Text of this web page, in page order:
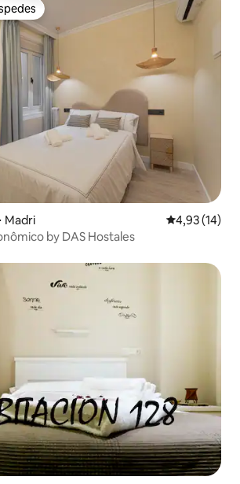
Madri 4,93 de uma
4,93 (14)
by DAS Hostales